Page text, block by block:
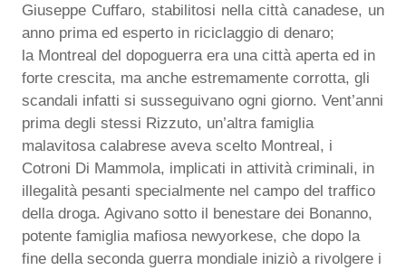
Giuseppe Cuffaro, stabilitosi nella città canadese, un
anno prima ed esperto in riciclaggio di denaro;
la Montreal del dopoguerra era una città aperta ed in
forte crescita, ma anche estremamente corrotta, gli
scandali infatti si susseguivano ogni giorno. Vent’anni
prima degli stessi Rizzuto, un’altra famiglia
malavitosa calabrese aveva scelto Montreal, i
Cotroni Di Mammola, implicati in attività criminali, in
illegalità pesanti specialmente nel campo del traffico
della droga. Agivano sotto il benestare dei Bonanno,
potente famiglia mafiosa newyorkese, che dopo la
fine della seconda guerra mondiale iniziò a rivolgere i